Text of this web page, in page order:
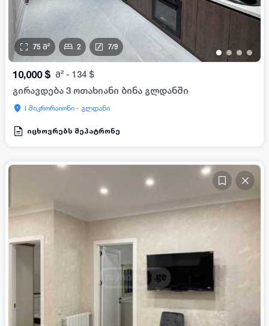
• • • •
75 მ² 2 7/9
10,000 $ მ² - 134 $
გირავდება 3 ოთახიანი ბინა გლდანში
I მიკრორაიონი - გლდანი
იცხოვრებს მეპატრონე